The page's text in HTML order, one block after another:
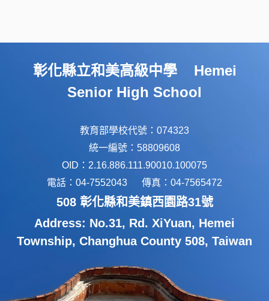
彰化縣立和美高級中學 Hemei
Senior High School
教育部學校代號：074323
統一編號：58809608
OID：2.16.886.111.90010.100075
電話：04-7552043 傳真：04-7565472
508 彰化縣和美鎮西園路31號
Address: No.31, Rd. XiYuan, Hemei
Township, Changhua County 508, Taiwan